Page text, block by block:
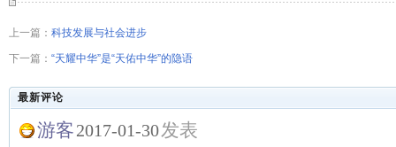
上一篇： 科技发展与社会进步
下一篇： “天耀中华”是“天佑中华”的隐语
最新评论
游客2017-01-30发表